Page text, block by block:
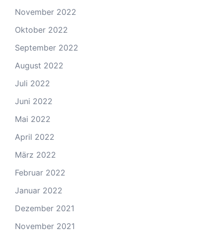
November 2022
Oktober 2022
September 2022
August 2022
Juli 2022
Juni 2022
Mai 2022
April 2022
März 2022
Februar 2022
Januar 2022
Dezember 2021
November 2021